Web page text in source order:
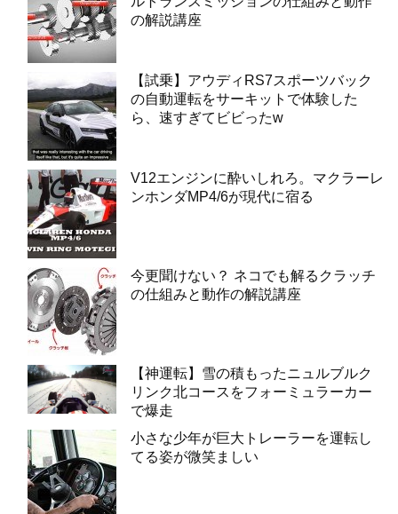
の解説講座
【試乗】アウディRS7スポーツバック
の自動運転をサーキットで体験した
ら、速すぎてビビったw
V12エンジンに酔いしれろ。マクラーレ
ンホンダMP4/6が現代に宿る
今更聞けない？ ネコでも解るクラッチ
の仕組みと動作の解説講座
【神運転】雪の積もったニュルブルク
リンク北コースをフォーミュラーカー
で爆走
小さな少年が巨大トレーラーを運転し
てる姿が微笑ましい